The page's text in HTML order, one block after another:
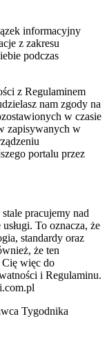
informacyjny
z zakresu
podczas
z Regulaminem
nam zgody na
w czasie
zapisywanych w
portalu przez
pracujemy nad
To oznacza, że
standardy oraz
że ten
Cię więc do
i Regulaminu.
Tygodnika